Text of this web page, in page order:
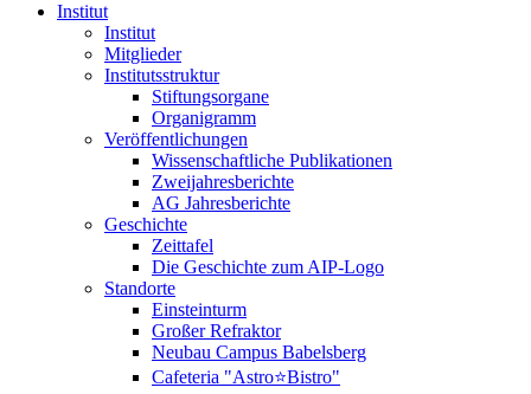
Institut
Institut
Mitglieder
Institutsstruktur
Stiftungsorgane
Organigramm
Veröffentlichungen
Wissenschaftliche Publikationen
Zweijahresberichte
AG Jahresberichte
Geschichte
Zeittafel
Die Geschichte zum AIP-Logo
Standorte
Einsteinturm
Großer Refraktor
Neubau Campus Babelsberg
Cafeteria "Astro⭐Bistro"